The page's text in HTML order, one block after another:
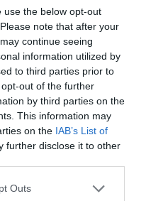
use the below opt-out
note that after your
continue seeing
information utilized by
to third parties prior to
out of the further
by third parties on the
This information may
on the IAB’s List of
further disclose it to other
Outs
del miércoles en
récord